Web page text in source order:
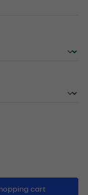
the desired
cart